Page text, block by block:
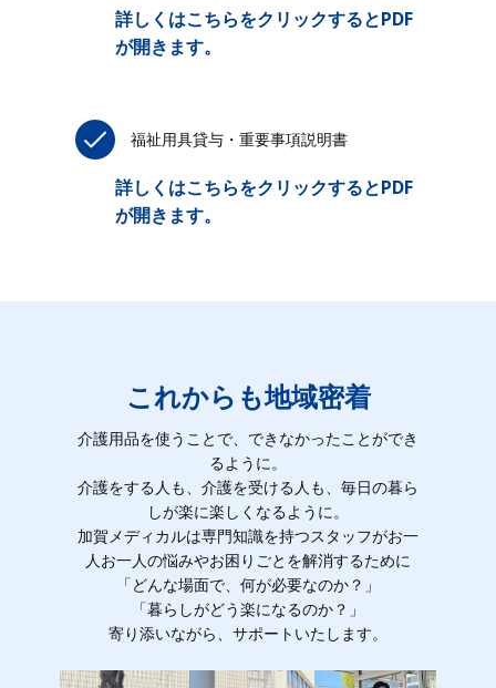
詳しくはこちらをクリックするとPDF
が開きます。
福祉用具貸与・重要事項説明書
詳しくはこちらをクリックするとPDF
が開きます。
これからも地域密着
介護用品を使うことで、できなかったことができ
るように。
介護をする人も、介護を受ける人も、毎日の暮ら
しが楽に楽しくなるように。
加賀メディカルは専門知識を持つスタッフがお一
人お一人の悩みやお困りごとを解消するために
「どんな場面で、何が必要なのか？」
「暮らしがどう楽になるのか？」
寄り添いながら、サポートいたします。